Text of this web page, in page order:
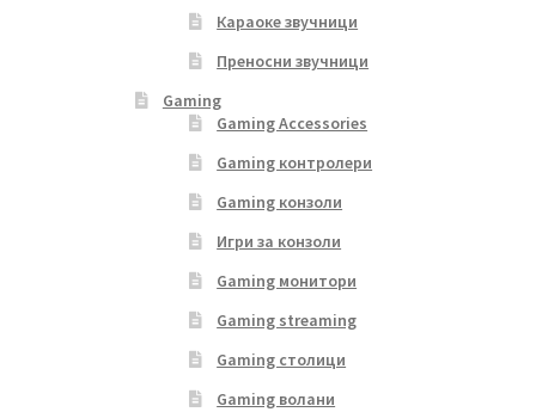
Караоке звучници
Преносни звучници
Gaming
Gaming Accessories
Gaming контролери
Gaming конзоли
Игри за конзоли
Gaming монитори
Gaming streaming
Gaming столици
Gaming волани